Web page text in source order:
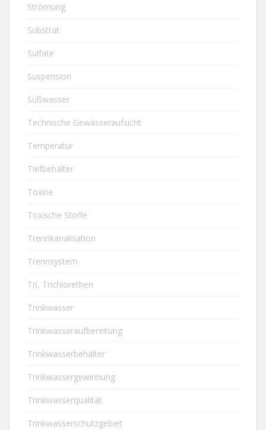
Strömung
Substrat
Sulfate
Suspension
Süßwasser
Technische Gewässeraufsicht
Temperatur
Tiefbehälter
Toxine
Toxische Stoffe
Trennkanalisation
Trennsystem
Tri, Trichlorethen
Trinkwasser
Trinkwasseraufbereitung
Trinkwasserbehälter
Trinkwassergewinnung
Trinkwasserqualität
Trinkwasserschutzgebiet